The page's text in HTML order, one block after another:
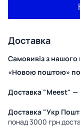
Доставка
Самовивіз з нашого
«Новою поштою» по
Доставка "Meest" —
Доставка "Укр
понад 3000 грн